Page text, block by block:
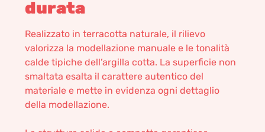
durata
Realizzato in terracotta naturale, il rilievo
valorizza la modellazione manuale e le tonalità
calde tipiche dell’argilla cotta. La superficie non
smaltata esalta il carattere autentico del
materiale e mette in evidenza ogni dettaglio
della modellazione.